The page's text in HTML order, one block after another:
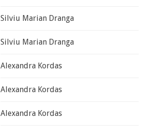
Silviu Marian Dranga
Silviu Marian Dranga
Alexandra Kordas
Alexandra Kordas
Alexandra Kordas